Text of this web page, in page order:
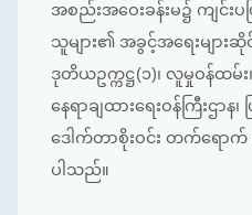
အစည်းအဝေးခန်းမ၌ ကျင်း
သူများ၏ အခွင့်အရေးများ
ဒုတိယဥက္ကဋ္ဌ(၁)၊ လူမှုဝန်ထ
နေရာချထားရေးဝန်ကြီးဌာန
ဒေါက်တာစိုးဝင်း တက်ရောက်
ပါသည်။